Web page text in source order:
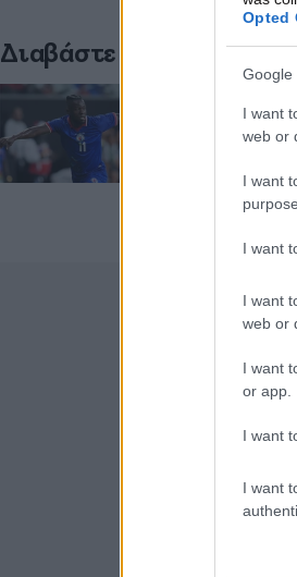
Opted
Google
I want
web or
I want
I want
I want
web or
I want
or app.
I want
I want
Διαβάστε σχετικά
Μουντιάλ 2026: